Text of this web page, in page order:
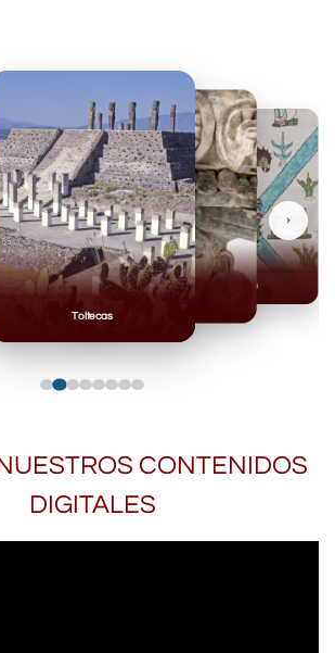
Toltecas
Mexicas
›
CONTENIDOS
DIGITALES